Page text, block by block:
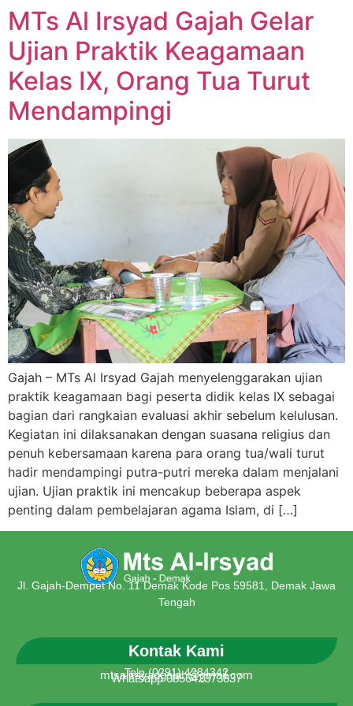
MTs Al Irsyad Gajah Gelar
Ujian Praktik Keagamaan
Kelas IX, Orang Tua Turut
Mendampingi
Gajah – MTs Al Irsyad Gajah menyelenggarakan ujian
praktik keagamaan bagi peserta didik kelas IX sebagai
bagian dari rangkaian evaluasi akhir sebelum kelulusan.
Kegiatan ini dilaksanakan dengan suasana religius dan
penuh kebersamaan karena para orang tua/wali turut
hadir mendampingi putra-putri mereka dalam menjalani
ujian. Ujian praktik ini mencakup beberapa aspek
penting dalam pembelajaran agama Islam, di […]
Jl. Gajah-Dempet No. 11 Demak Kode Pos 59581, Demak Jawa
Tengah
Kontak Kami
Telp (0291) 4284342
mtsalirsyadgajah@gmail.com
Whatsapp 085642373837